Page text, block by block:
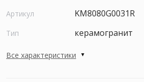
Артикул KM8080G0031R
Тип керамогранит
Все характеристики